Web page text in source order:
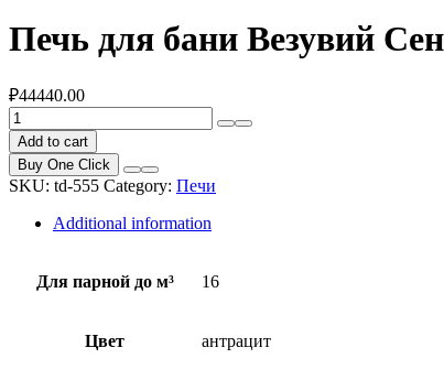
Печь для бани Везувий
₽44440.00
Печь
для
бани
Везувий
Сенсация
антрацит
quantity
Add to cart
Buy One Click
SKU: td-555 Category: Печи
Additional information
Для парной до м³ 16
Цвет антрацит